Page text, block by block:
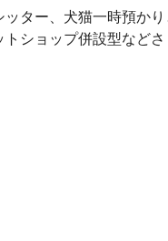
ター、犬猫一時預かり
ショップ併設型など